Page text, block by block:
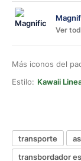
Ver
Más iconos del
Estilo: Kawaii
transporte
transbordador